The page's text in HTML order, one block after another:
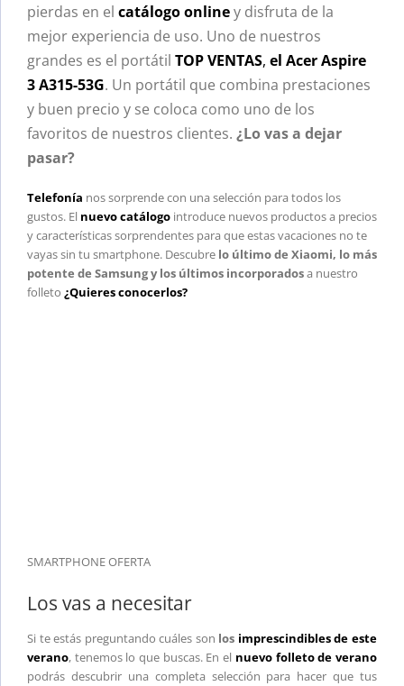
pierdas en el catálogo onliney disfruta de la
mejor experiencia de uso. Uno de nuestros
grandes es el portátil TOP VENTAS, el Acer Aspire
3 A315-53G. Un portátil que combina prestaciones
y buen precio y se coloca como uno de los
favoritos de nuestros clientes. ¿Lo vas a dejar
pasar?
Telefonía nos sorprende con una selección para todos los
gustos. El nuevo catálogo introduce nuevos productos a precios
y características sorprendentes para que estas vacaciones no te
vayas sin tu smartphone. Descubre lo último de Xiaomi, lo más
potente de Samsung y los últimos incorporadosa nuestro
folleto ¿Quieres conocerlos?
SMARTPHONE OFERTA
Los vas a necesitar
Si te estás preguntando cuáles son los imprescindibles de este
verano, tenemos lo que buscas. En el nuevo folleto de verano
podrás descubrir una completa selección para hacer que tus